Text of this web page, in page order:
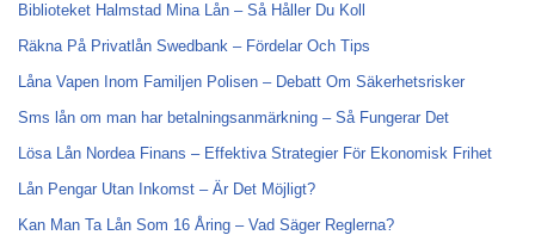
Biblioteket Halmstad Mina Lån – Så Håller Du Koll
Räkna På Privatlån Swedbank – Fördelar Och Tips
Låna Vapen Inom Familjen Polisen – Debatt Om Säkerhetsrisker
Sms lån om man har betalningsanmärkning – Så Fungerar Det
Lösa Lån Nordea Finans – Effektiva Strategier För Ekonomisk Frihet
Lån Pengar Utan Inkomst – Är Det Möjligt?
Kan Man Ta Lån Som 16 Åring – Vad Säger Reglerna?